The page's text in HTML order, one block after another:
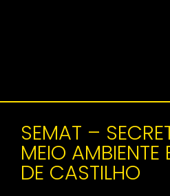
SEMAT –
MEIO AMBIENTE
DE CASTILHO